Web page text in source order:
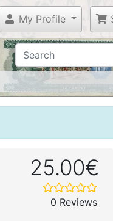
My Profile
25.00€
0 Reviews